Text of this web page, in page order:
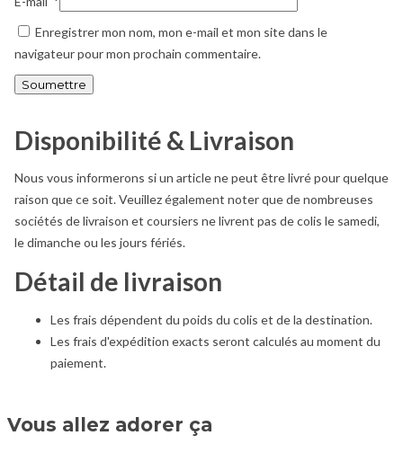
Enregistrer mon nom, mon e-mail et mon site dans le
navigateur pour mon prochain commentaire.
Disponibilité & Livraison
Nous vous informerons si un article ne peut être livré pour quelque
raison que ce soit. Veuillez également noter que de nombreuses
sociétés de livraison et coursiers ne livrent pas de colis le samedi,
le dimanche ou les jours fériés.
Détail de livraison
Les frais dépendent du poids du colis et de la destination.
Les frais d'expédition exacts seront calculés au moment du
paiement.
Vous allez adorer ça